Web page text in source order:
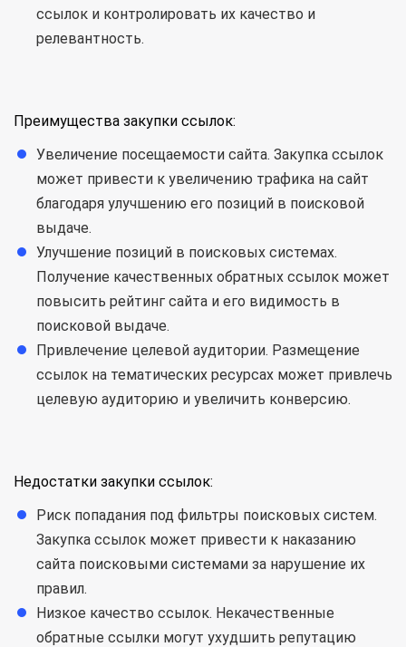
ссылок и контролировать их качество и
релевантность.
Преимущества закупки ссылок:
Увеличение посещаемости сайта. Закупка ссылок
может привести к увеличению трафика на сайт
благодаря улучшению его позиций в поисковой
выдаче.
Улучшение позиций в поисковых системах.
Получение качественных обратных ссылок может
повысить рейтинг сайта и его видимость в
поисковой выдаче.
Привлечение целевой аудитории. Размещение
ссылок на тематических ресурсах может привлечь
целевую аудиторию и увеличить конверсию.
Недостатки закупки ссылок:
Риск попадания под фильтры поисковых систем.
Закупка ссылок может привести к наказанию
сайта поисковыми системами за нарушение их
правил.
Низкое качество ссылок. Некачественные
обратные ссылки могут ухудшить репутацию